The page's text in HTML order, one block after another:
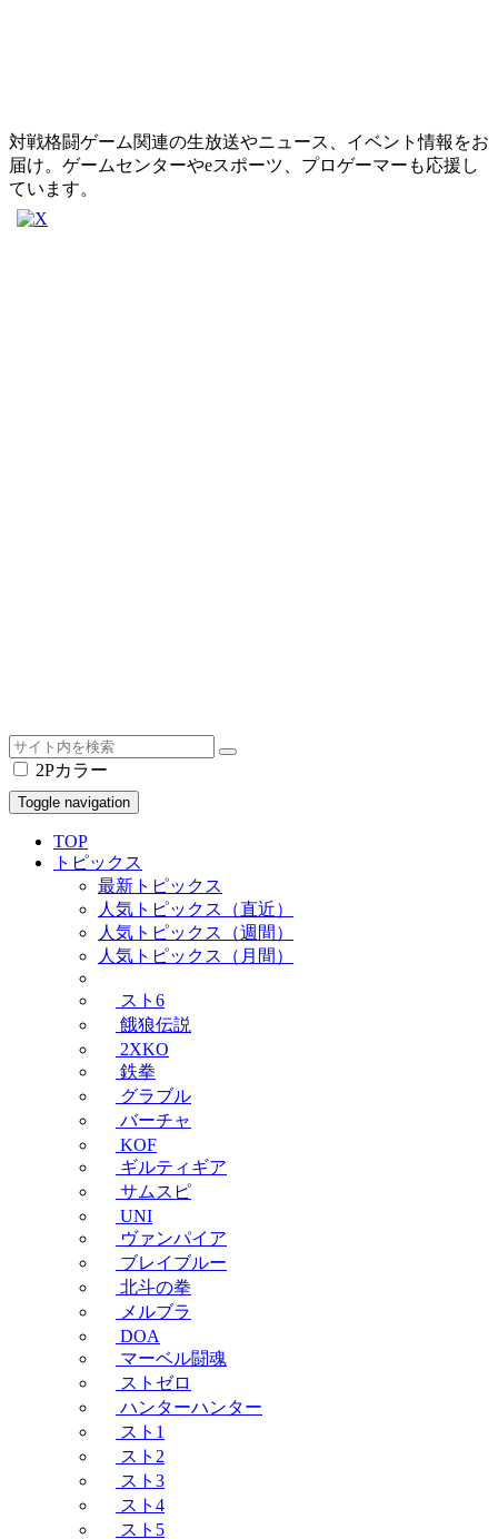
対戦格闘ゲーム関連の生放送やニュース、イベント情報をお
届け。ゲームセンターやeスポーツ、プロゲーマーも応援し
ています。
2Pカラー
Toggle navigation
TOP
トピックス
最新トピックス
人気トピックス（直近）
人気トピックス（週間）
人気トピックス（月間）
スト6
餓狼伝説
2XKO
鉄拳
グラブル
バーチャ
KOF
ギルティギア
サムスピ
UNI
ヴァンパイア
ブレイブルー
北斗の拳
メルブラ
DOA
マーベル闘魂
ストゼロ
ハンターハンター
スト1
スト2
スト3
スト4
スト5